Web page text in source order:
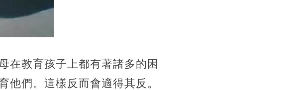
在教育孩子上都有著諸多的困
他們。這樣反而會適得其反。